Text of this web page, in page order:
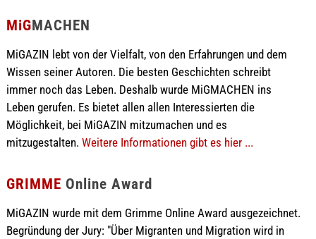
MiGMACHEN
MiGAZIN lebt von der Vielfalt, von den Erfahrungen und dem
Wissen seiner Autoren. Die besten Geschichten schreibt
immer noch das Leben. Deshalb wurde MiGMACHEN ins
Leben gerufen. Es bietet allen allen Interessierten die
Möglichkeit, bei MiGAZIN mitzumachen und es
mitzugestalten. Weitere Informationen gibt es hier ...
GRIMME Online Award
MiGAZIN wurde mit dem Grimme Online Award ausgezeichnet.
Begründung der Jury: "Über Migranten und Migration wird in